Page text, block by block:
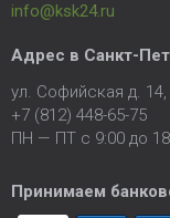
info@ksk24.ru
Адрес в Санкт-
ул. Софийская д.
+7 (812) 448-65-75
ПН — ПТ с 9:00 до
Принимаем